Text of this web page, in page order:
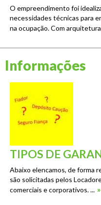
O empreendimento foi
necessidades técnicas para
na ocupação. Com
Informações
TIPOS DE
Abaixo elencamos, de forma
são solicitadas pelos
comerciais e corporativos. ... »